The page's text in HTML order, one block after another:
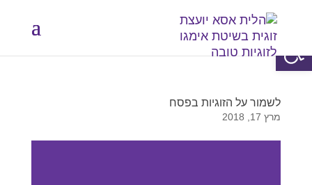
לשמור על הזוגיות בפסח
מרץ 17, 2018
פתח סרגל נגישות